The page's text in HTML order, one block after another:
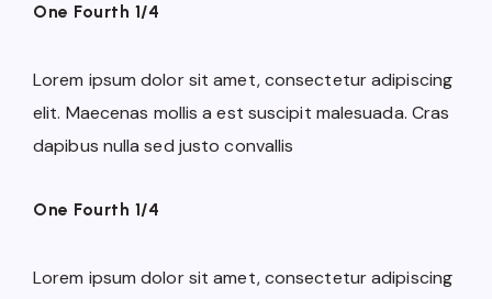
One Fourth 1/4
Lorem ipsum dolor sit amet, consectetur adipiscing
elit. Maecenas mollis a est suscipit malesuada. Cras
dapibus nulla sed justo convallis
One Fourth 1/4
Lorem ipsum dolor sit amet, consectetur adipiscing